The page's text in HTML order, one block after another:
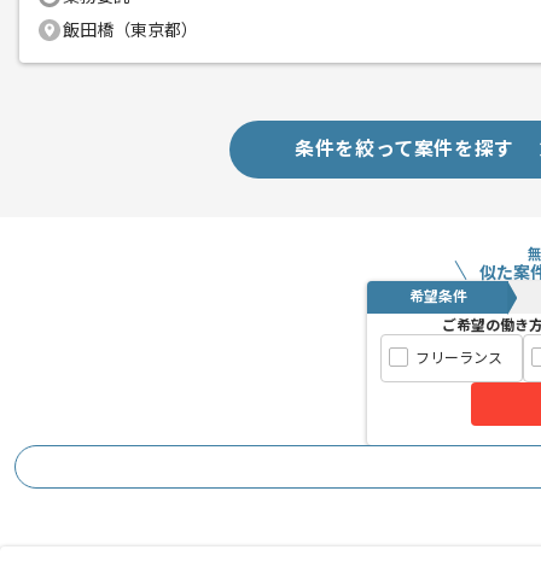
飯田橋（東京都）
条件を絞って案件を探す
似た案
希望条件
ご希望の働き
フリーランス